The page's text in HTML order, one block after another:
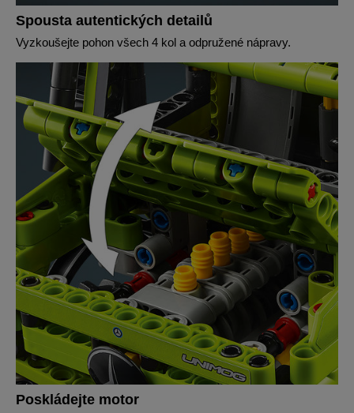
Spousta autentických detailů
Vyzkoušejte pohon všech 4 kol a odpružené nápravy.
Poskládejte motor